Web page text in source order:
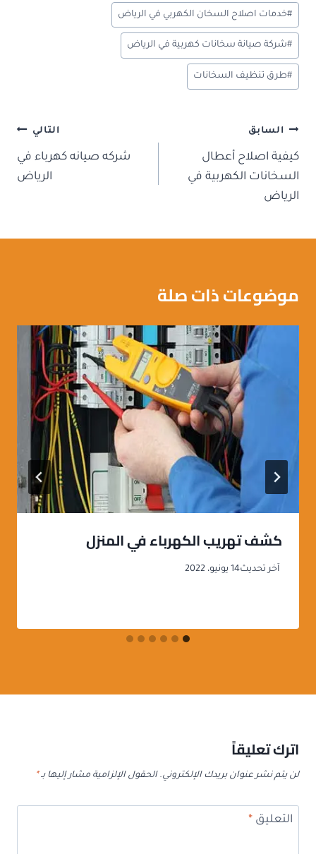
#خدمات اصلاح السخان الكهربي في الرياض
#شركة صيانة سخانات كهربية في الرياض
#طرق تنظيف السخانات
تصفّح
المقالات
السابق
كيفية اصلاح أعطال
السخانات الكهربية في
الرياض
التالي
شركه صيانه كهرباء في
الرياض
موضوعات ذات صلة
كشف تهريب الكهرباء في المنزل
آخر تحديث14 يونيو، 2022
اترك تعليقاً
لن يتم نشر عنوان بريدك الإلكتروني. الحقول الإلزامية مشار إليها بـ*
التعليق *